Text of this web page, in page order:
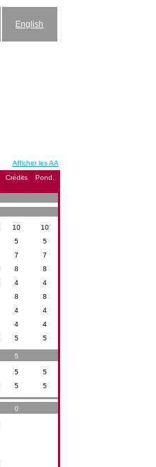
English
Afficher les AA
Crédits
Pond.
10 10
5 5
7 7
8 8
4 4
8 8
4 4
4 4
5 5
5
5 5
5 5
0